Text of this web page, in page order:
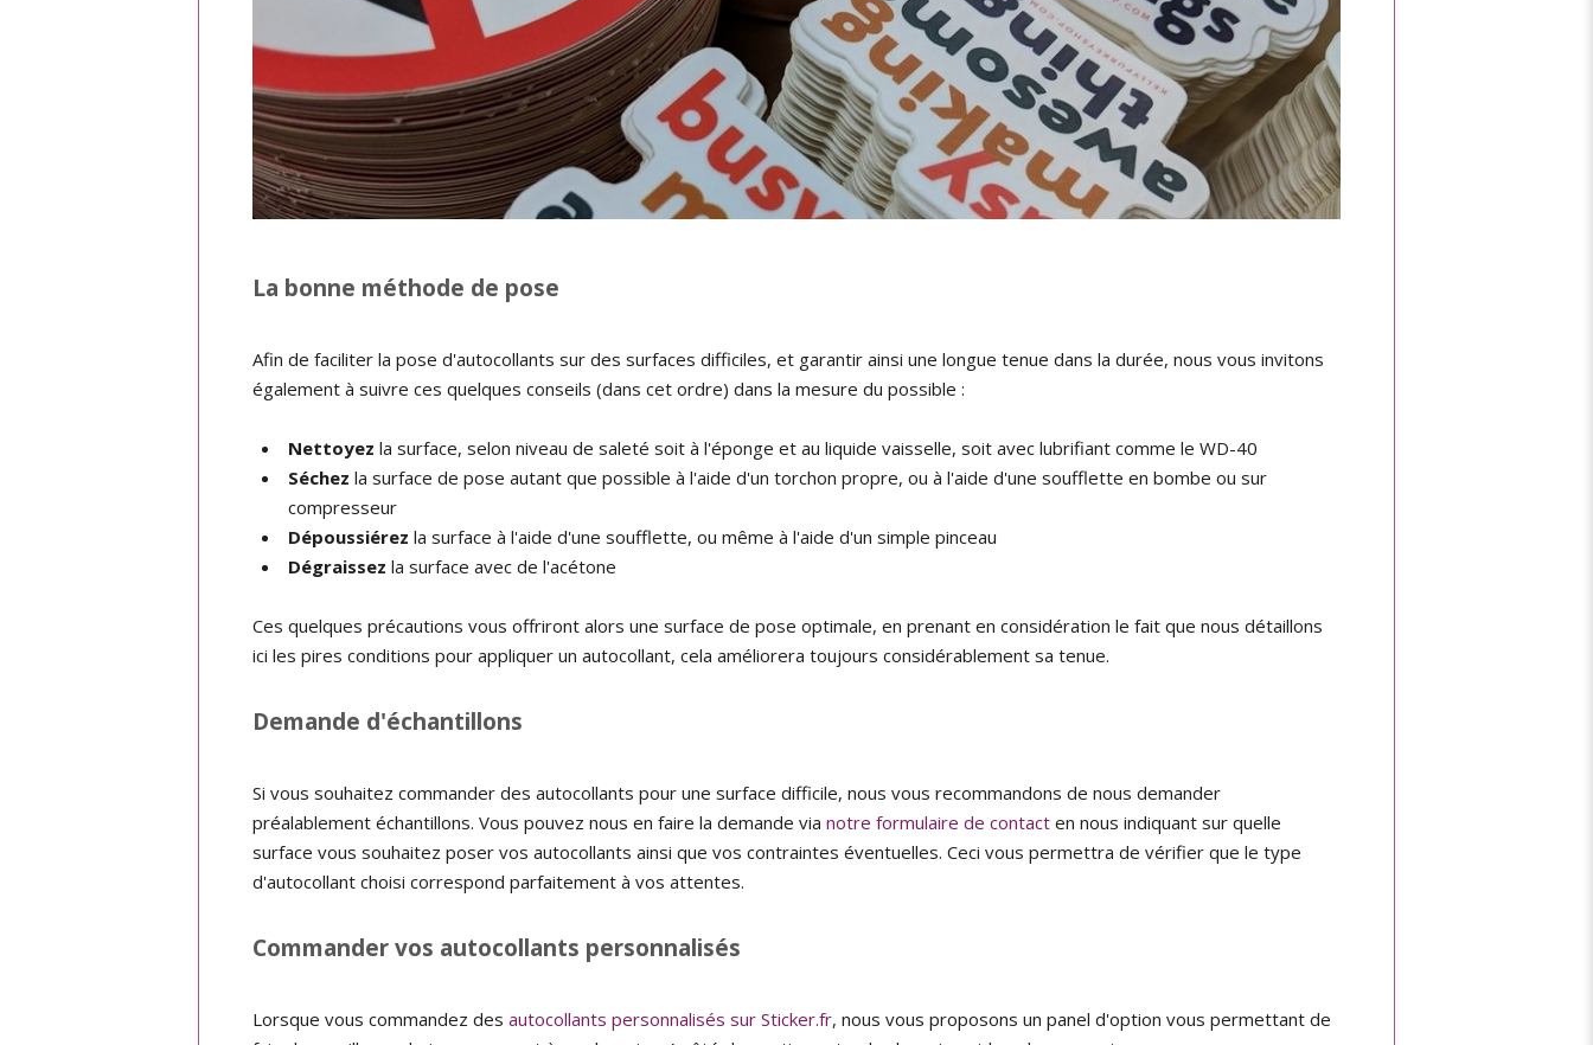
La bonne méthode de pose
Afin de faciliter la pose d'autocollants sur des surfaces difficiles, et garantir ainsi une longue tenue dans la durée, nous vous invitons
également à suivre ces quelques conseils (dans cet ordre) dans la mesure du possible :
Nettoyez la surface, selon niveau de saleté soit à l'éponge et au liquide vaisselle, soit avec lubrifiant comme le WD-40
Séchez la surface de pose autant que possible à l'aide d'un torchon propre, ou à l'aide d'une soufflette en bombe ou sur
compresseur
Dépoussiérez la surface à l'aide d'une soufflette, ou même à l'aide d'un simple pinceau
Dégraissez la surface avec de l'acétone
Ces quelques précautions vous offriront alors une surface de pose optimale, en prenant en considération le fait que nous détaillons
ici les pires conditions pour appliquer un autocollant, cela améliorera toujours considérablement sa tenue.
Demande d'échantillons
Si vous souhaitez commander des autocollants pour une surface difficile, nous vous recommandons de nous demander
préalablement échantillons. Vous pouvez nous en faire la demande via notre formulaire de contact en nous indiquant sur quelle
surface vous souhaitez poser vos autocollants ainsi que vos contraintes éventuelles. Ceci vous permettra de vérifier que le type
d'autocollant choisi correspond parfaitement à vos attentes.
Commander vos autocollants personnalisés
Lorsque vous commandez des autocollants personnalisés sur Sticker.fr, nous vous proposons un panel d'option vous permettant de